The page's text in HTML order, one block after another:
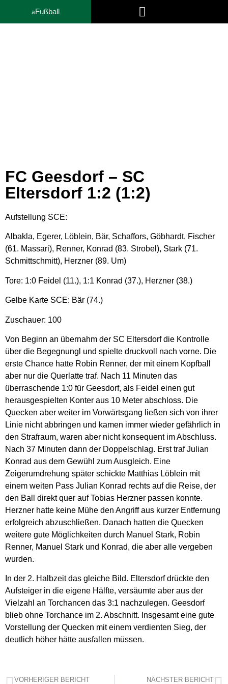
Fußball
FC Geesdorf – SC
Eltersdorf 1:2 (1:2)
Aufstellung SCE:
Albakla, Egerer, Löblein, Bär, Schaffors, Göbhardt, Fischer
(61. Massari), Renner, Konrad (83. Strobel), Stark (71.
Schmittschmitt), Herzner (89. Um)
Tore: 1:0 Feidel (11.), 1:1 Konrad (37.), Herzner (38.)
Gelbe Karte SCE: Bär (74.)
Zuschauer: 100
Von Beginn an übernahm der SC Eltersdorf die Kontrolle
über die Begegnungl und spielte druckvoll nach vorne. Die
erste Chance hatte Robin Renner, der mit einem Kopfball
aber nur die Querlatte traf. Nach 11 Minuten das
überraschende 1:0 für Geesdorf, als Feidel einen gut
herausgespielten Konter aus 10 Meter abschloss. Die
Quecken aber weiter im Vorwärtsgang ließen sich von ihrer
Linie nicht abbringen und kamen immer wieder gefährlich in
den Strafraum, waren aber nicht konsequent im Abschluss.
Nach 37 Minuten dann der Doppelschlag. Erst traf Julian
Konrad aus dem Gewühl zum Ausgleich. Eine
Zeigerumdrehung später schickte Matthias Löblein mit
einem weiten Pass Julian Konrad rechts auf die Reise, der
den Ball direkt quer auf Tobias Herzner passen konnte.
Herzner hatte keine Mühe den Angriff aus kurzer Entfernung
erfolgreich abzuschließen. Danach hatten die Quecken
weitere gute Möglichkeiten durch Manuel Stark, Robin
Renner, Manuel Stark und Konrad, die aber alle vergeben
wurden.
In der 2. Halbzeit das gleiche Bild. Eltersdorf drückte den
Aufsteiger in die eigene Hälfte, versäumte aber aus der
Vielzahl an Torchancen das 3:1 nachzulegen. Geesdorf
blieb ohne Torchance im 2. Abschnitt. Insgesamt eine gute
Vorstellung der Quecken mit einem verdienten Sieg, der
deutlich höher hätte ausfallen müssen.
VORHERIGER BERICHT NÄCHSTER BERICHT